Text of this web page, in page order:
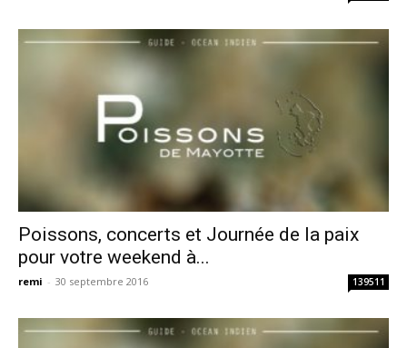
Poissons, concerts et Journée de la paix
pour votre weekend à...
remi - 30 septembre 2016 139511